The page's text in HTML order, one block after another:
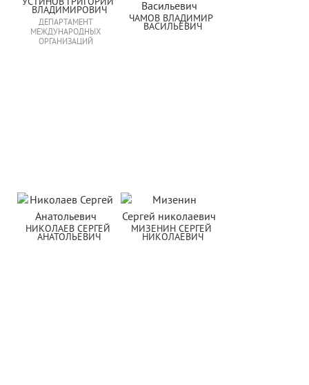
УСТИНОВ ГРИГОРИЙ
ВЛАДИМИРОВИЧ
ДЕПАРТАМЕНТ
МЕЖДУНАРОДНЫХ
ОРГАНИЗАЦИЙ
ЧАМОВ ВЛАДИМИР
ВАСИЛЬЕВИЧ
НИКОЛАЕВ СЕРГЕЙ
АНАТОЛЬЕВИЧ
МИЗЕНИН СЕРГЕЙ
НИКОЛАЕВИЧ